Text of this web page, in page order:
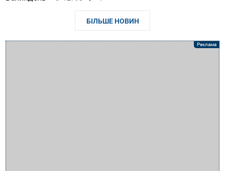
БІЛЬШЕ НОВИН